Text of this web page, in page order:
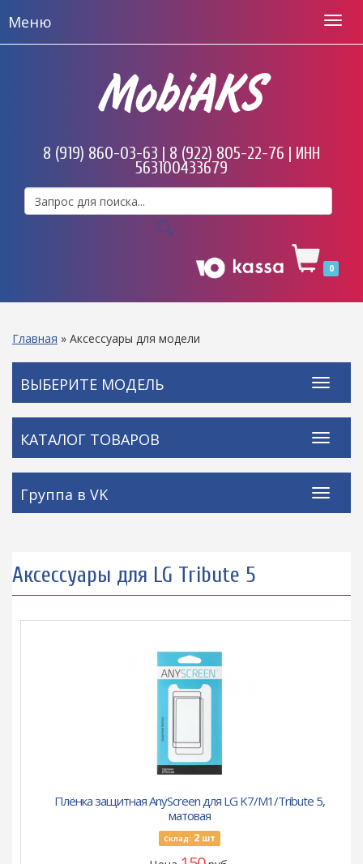
Меню
MobiAKS
8 (919) 860-03-63 | 8 (922) 805-22-76 | ИНН
563100433679
0
Главная » Аксессуары для модели
ВЫБЕРИТЕ МОДЕЛЬ
КАТАЛОГ ТОВАРОВ
Группа в VK
Аксессуары для LG Tribute 5
Плёнка защитная AnyScreen для LG K7/M1/Tribute 5,
матовая
Склад: 2 шт